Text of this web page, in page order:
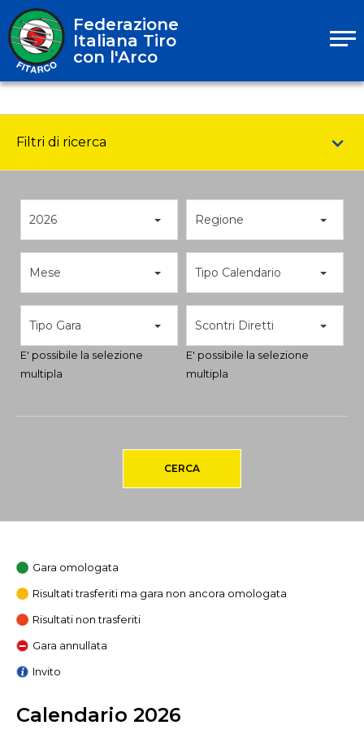
Federazione
Italiana Tiro
con l'Arco
Filtri di ricerca
2026 Regione
Mese Tipo Calendario
Tipo Gara
E' possibile la selezione
multipla
Scontri Diretti
E' possibile la selezione
multipla
CERCA
Gara omologata
Risultati trasferiti ma gara non ancora omologata
Risultati non trasferiti
Gara annullata
Invito
Calendario 2026